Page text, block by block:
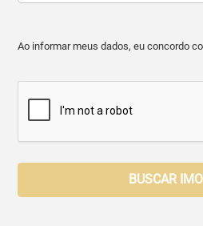
Ao informar meus dados, eu concordo
BUSCAR